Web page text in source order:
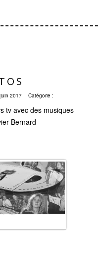
2017 Catégorie :
tv avec des musiques
Bernard